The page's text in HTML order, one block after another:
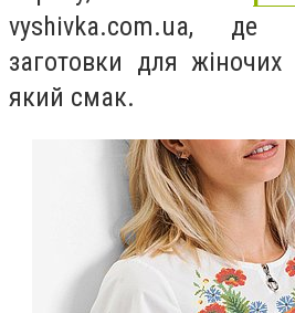
vyshivka.com.ua, де
заготовки для
який смак.